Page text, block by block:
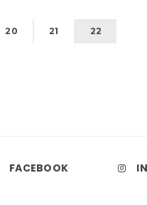
20 21 22
FACEBOOK